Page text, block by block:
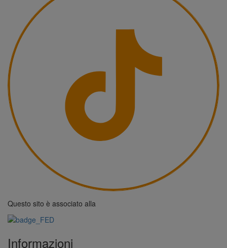
Questo sito è associato alla
Informazioni